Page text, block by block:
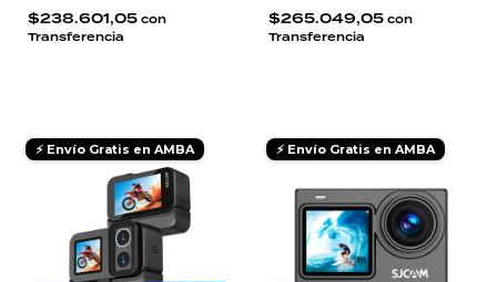
$238.601,05 con
Transferencia
$265.049,05 con
Transferencia
⚡ Envío Gratis en AMBA ⚡ Envío Gratis en AMBA